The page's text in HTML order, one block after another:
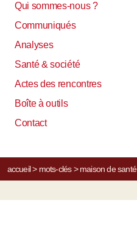
Qui sommes-nous ?
Communiqués
Analyses
Santé & société
Actes des rencontres
Boîte à outils
Contact
accueil> mots-clés> maison de santé